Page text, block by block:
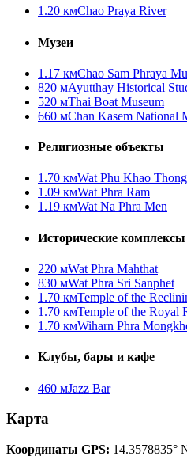
1.20 кмChao Praya River
Музеи
1.17 кмChao Sam Phraya
820 мAyutthay Historical
520 мThai Boat Museum
660 мChan Kasem National
Религиозные объекты
1.70 кмWat Phu Khao Thong
1.09 кмWat Phra Ram
1.19 кмWat Na Phra Men
Исторические комплексы
220 мWat Phra Mahthat
830 мWat Phra Sri Sanphet
1.70 кмTemple of the
1.70 кмTemple of the Royal
1.70 кмWiharn Phra
Клубы, бары и кафе
460 мJazz Bar
Карта
Координаты GPS: 14.3578835°